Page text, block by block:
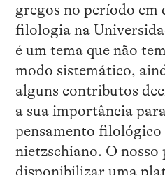
gregos no período em
filologia na
é um tema que não
modo sistemático,
alguns contributos
a sua importância
pensamento
nietzschiano. O nosso
disponibilizar uma